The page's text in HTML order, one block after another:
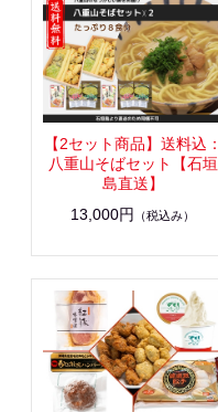
【2セット商品】送料込：
八重山そばセット【石垣
島直送】
13,000円
（税込み）